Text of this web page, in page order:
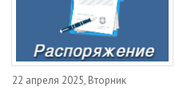
22 апреля 2025, Вторник